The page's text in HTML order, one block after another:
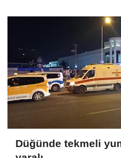
Düğünde tekmeli